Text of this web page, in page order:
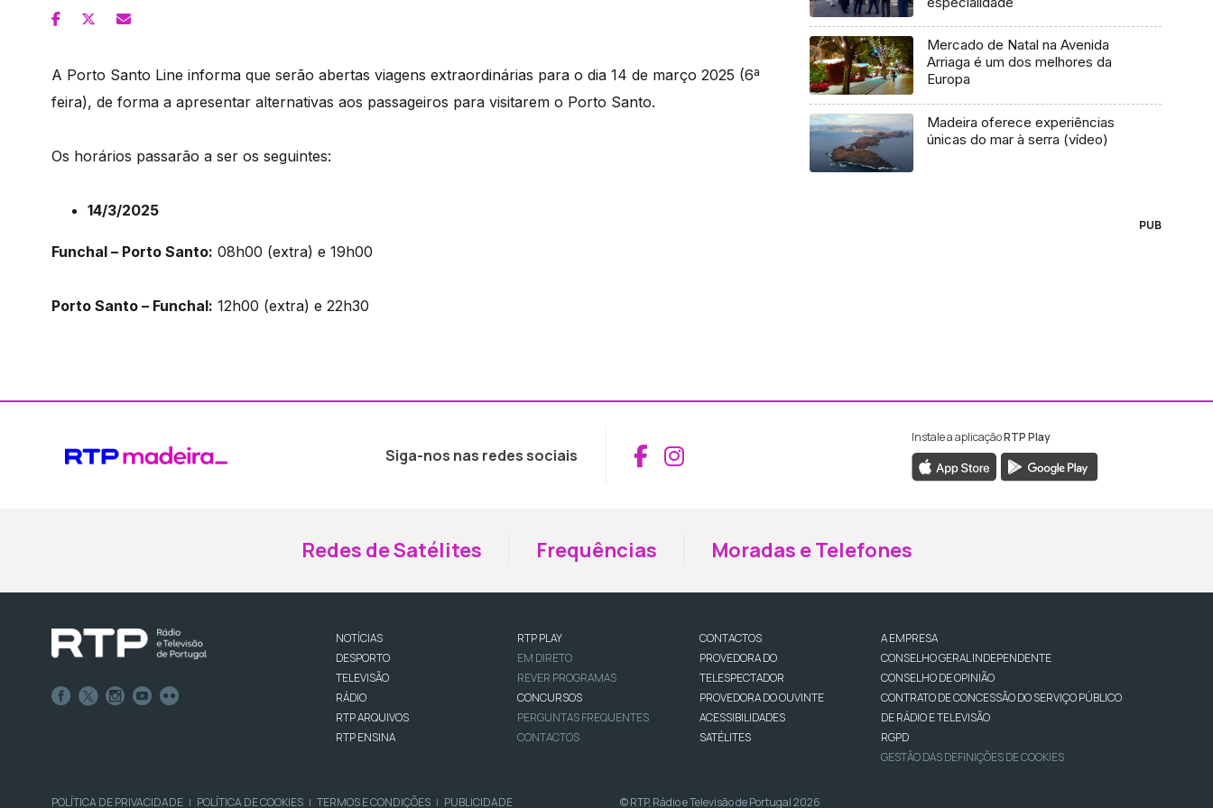
A Porto Santo Line informa que serão abertas viagens extraordinárias para o dia 14 de março 2025 (6ª
feira), de forma a apresentar alternativas aos passageiros para visitarem o Porto Santo.
Os horários passarão a ser os seguintes:
14/3/2025
Funchal – Porto Santo: 08h00 (extra) e 19h00
Porto Santo – Funchal: 12h00 (extra) e 22h30
Mercado de Natal na Avenida
Arriaga é um dos melhores da
Europa
Madeira oferece experiências
únicas do mar à serra (vídeo)
PUB
Siga-nos nas redes sociais Aceder ao Facebook da RTP Madeira
Aceder ao Instagram da RTP Madeira
Instale a aplicaçãoRTP Play
Redes de Satélites Frequências Moradas e Telefones
NOTÍCIAS
DESPORTO
TELEVISÃO
RÁDIO
RTP ARQUIVOS
RTP ENSINA
RTP PLAY
EM DIRETO
REVER PROGRAMAS
CONCURSOS
PERGUNTAS FREQUENTES
CONTACTOS
CONTACTOS
PROVEDORA DO
TELESPECTADOR
PROVEDORA DO OUVINTE
ACESSIBILIDADES
SATÉLITES
A EMPRESA
CONSELHO GERAL INDEPENDENTE
CONSELHO DE OPINIÃO
CONTRATO DE CONCESSÃO DO SERVIÇO PÚBLICO
DE RÁDIO E TELEVISÃO
RGPD
GESTÃO DAS DEFINIÇÕES DE COOKIES
POLÍTICA DE PRIVACIDADE | POLÍTICA DE COOKIES | TERMOS E CONDIÇÕES | PUBLICIDADE © RTP, Rádio e Televisão de Portugal 2026